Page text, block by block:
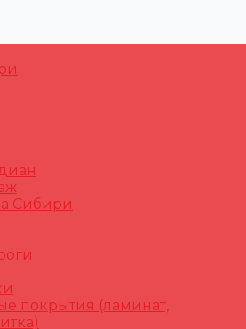
Сибири
покрытия (ламинат,